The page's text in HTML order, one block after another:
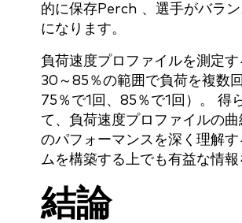
的に保存Perch 、選手がバラ
になります。
負荷速度プロファイルを測定
30～85％の範囲で負荷を複数
75％で1回、85％で1回）。 得
て、負荷速度プロファイルの
のパフォーマンスを深く理解
ムを構築する上でも有益な情報
結論